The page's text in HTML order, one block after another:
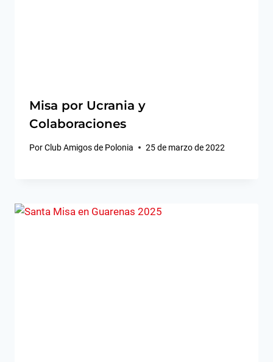
Misa por Ucrania y
Colaboraciones
PorClub Amigos de Polonia 25 de marzo de 2022